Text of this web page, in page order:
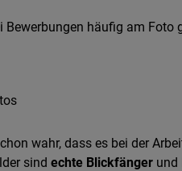
häufig am Foto
wahr, dass es bei der
sind echte Blickfänger und